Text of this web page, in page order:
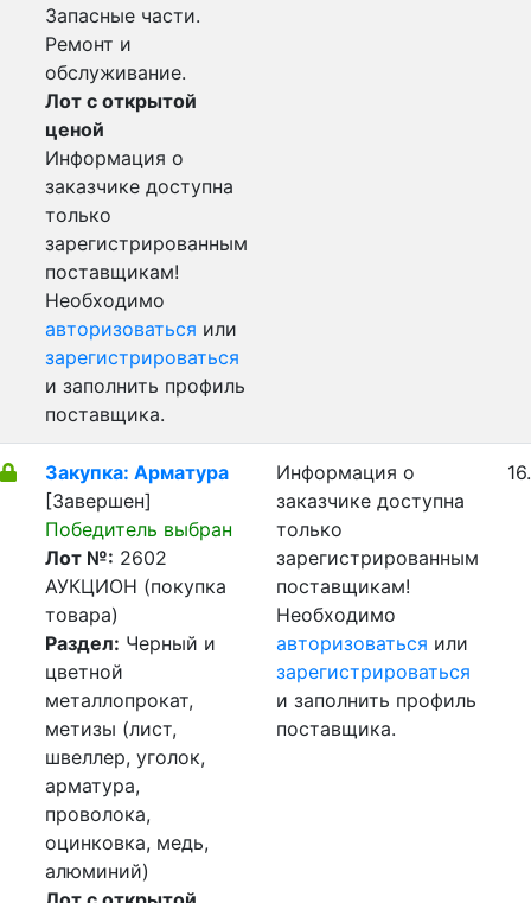
Запасные части.
Ремонт и
обслуживание.
Лот с открытой
ценой
Информация о
заказчике доступна
только
зарегистрированным
поставщикам!
Необходимо
авторизоваться или
зарегистрироваться
и заполнить профиль
поставщика.
Закупка: Арматура
[Завершен]
Победитель выбран
Лот №: 2602
АУКЦИОН (покупка
товара)
Раздел: Черный и
цветной
металлопрокат,
метизы (лист,
швеллер, уголок,
арматура,
проволока,
оцинковка, медь,
алюминий)
Информация о
заказчике доступна
только
зарегистрированным
поставщикам!
Необходимо
авторизоваться или
зарегистрироваться
и заполнить профиль
поставщика.